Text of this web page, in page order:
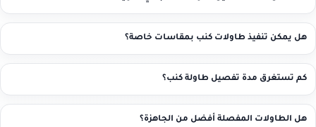
هل يمكن تنفيذ طاولات كنب بمقاسات خاصة؟
كم تستغرق مدة تفصيل طاولة كنب؟
هل الطاولات المفصلة أفضل من الجاهزة؟